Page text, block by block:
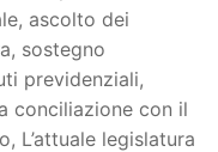
ascolto dei
sostegno
previdenziali,
conciliazione con il
L’attuale legislatura